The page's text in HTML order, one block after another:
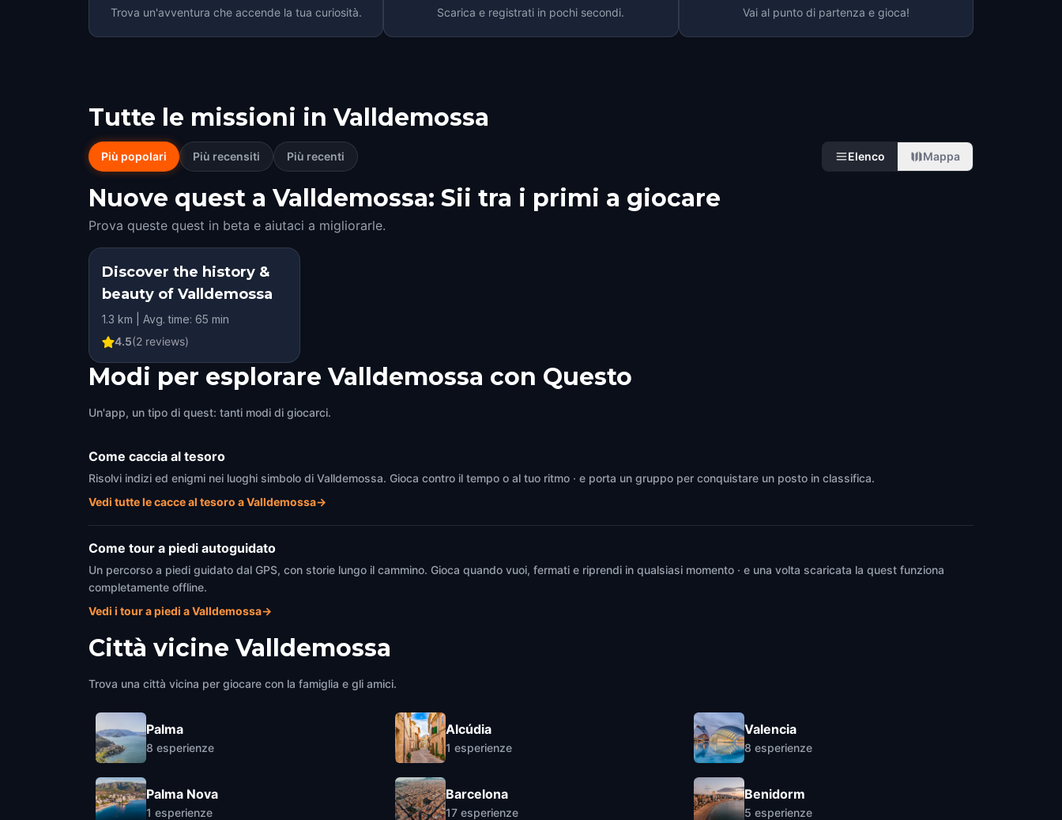
Trova un'avventura che accende la tua curiosità. Scarica e registrati in pochi secondi. Vai al punto di partenza e gioca!
Tutte le missioni in Valldemossa
Più popolari Più recensiti Più recenti Elenco Mappa
Nuove quest a Valldemossa: Sii tra i primi a giocare
Prova queste quest in beta e aiutaci a migliorarle.
Discover the history &
beauty of Valldemossa
1.3 km | Avg. time: 65 min
4.5(2 reviews)
Modi per esplorare Valldemossa con Questo
Un'app, un tipo di quest: tanti modi di giocarci.
Come caccia al tesoro
Risolvi indizi ed enigmi nei luoghi simbolo di Valldemossa. Gioca contro il tempo o al tuo ritmo · e porta un gruppo per conquistare un posto in classifica.
Vedi tutte le cacce al tesoro a Valldemossa→
Come tour a piedi autoguidato
Un percorso a piedi guidato dal GPS, con storie lungo il cammino. Gioca quando vuoi, fermati e riprendi in qualsiasi momento · e una volta scaricata la quest funziona
completamente offline.
Vedi i tour a piedi a Valldemossa→
Città vicine Valldemossa
Trova una città vicina per giocare con la famiglia e gli amici.
Palma
8 esperienze
Palma Nova
1 esperienze
Alcúdia
1 esperienze
Barcelona
17 esperienze
Valencia
8 esperienze
Benidorm
5 esperienze